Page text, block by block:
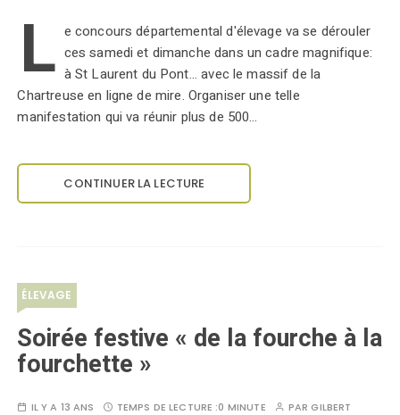
L e concours départemental d'élevage va se dérouler
ces samedi et dimanche dans un cadre magnifique:
à St Laurent du Pont... avec le massif de la
Chartreuse en ligne de mire. Organiser une telle
manifestation qui va réunir plus de 500…
CONTINUER LA LECTURE
ÉLEVAGE
Soirée festive « de la fourche à la
fourchette »
IL Y A 13 ANS TEMPS DE LECTURE :0 MINUTE PARGILBERT